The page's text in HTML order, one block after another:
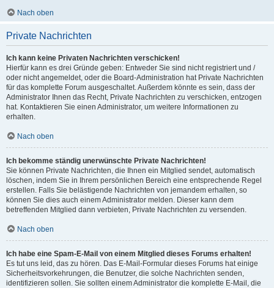
Nach oben
Private Nachrichten
Ich kann keine Privaten Nachrichten verschicken!
Hierfür kann es drei Gründe geben: Entweder Sie sind nicht registriert und /
oder nicht angemeldet, oder die Board-Administration hat Private Nachrichten
für das komplette Forum ausgeschaltet. Außerdem könnte es sein, dass der
Administrator Ihnen das Recht, Private Nachrichten zu verschicken, entzogen
hat. Kontaktieren Sie einen Administrator, um weitere Informationen zu
erhalten.
Nach oben
Ich bekomme ständig unerwünschte Private Nachrichten!
Sie können Private Nachrichten, die Ihnen ein Mitglied sendet, automatisch
löschen, indem Sie in Ihrem persönlichen Bereich eine entsprechende Regel
erstellen. Falls Sie belästigende Nachrichten von jemandem erhalten, so
können Sie dies auch einem Administrator melden. Dieser kann dem
betreffenden Mitglied dann verbieten, Private Nachrichten zu versenden.
Nach oben
Ich habe eine Spam-E-Mail von einem Mitglied dieses Forums erhalten!
Es tut uns leid, das zu hören. Das E-Mail-Formular dieses Forums hat einige
Sicherheitsvorkehrungen, die Benutzer, die solche Nachrichten senden,
identifizieren sollen. Sie sollten einem Administrator die komplette E-Mail, die